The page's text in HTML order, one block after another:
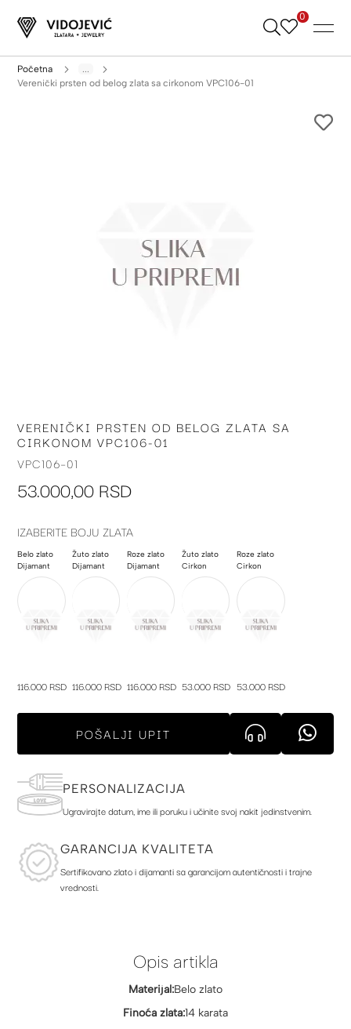
Skip
0
Početna
...
Verenički prsten od belog zlata sa cirkonom VPC106-01
Skip
to
the
of
gallery
VERENIČKI PRSTEN OD BELOG ZLATA SA
CIRKONOM VPC106-01
VPC106-01
53.000,00 RSD
IZABERITE BOJU ZLATA
Belo zlato
Dijamant
116.000 RSD
Žuto zlato
Dijamant
116.000 RSD
Roze zlato
Dijamant
116.000 RSD
Žuto zlato
Cirkon
53.000 RSD
Roze zlato
Cirkon
53.000 RSD
POŠALJI UPIT
PERSONALIZACIJA
Ugravirajte datum, ime ili poruku i učinite svoj nakit jedinstvenim.
GARANCIJA KVALITETA
Sertifikovano zlato i dijamanti sa garancijom autentičnosti i trajne
vrednosti.
Opis artikla
Materijal:Belo zlato
Finoća zlata:14 karata